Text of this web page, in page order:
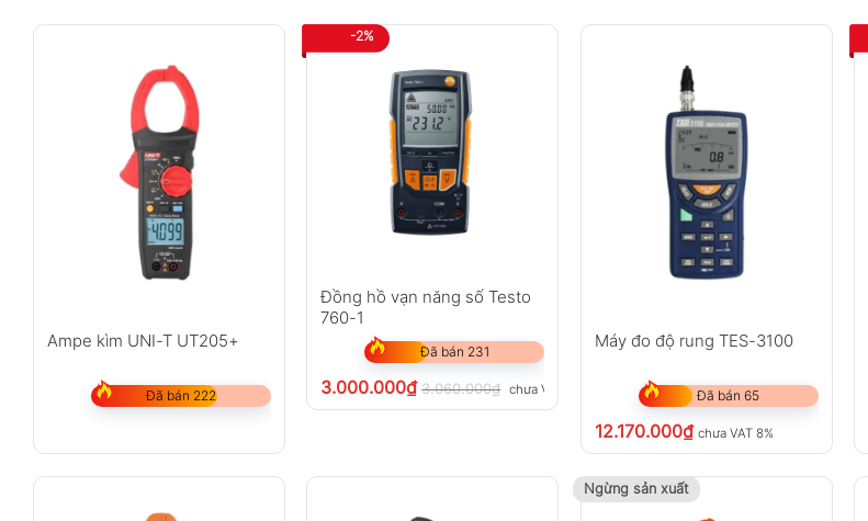
Ampe kìm UNI-T UT205+
Đã bán 222
-2%
Đồng hồ vạn năng số Testo
760-1
Đã bán 231
3.000.000₫ 3.060.000₫ chưa VAT 8%
Máy đo độ rung TES-3100
Đã bán 65
12.170.000₫ chưa VAT 8%
Ngừng sản xuất